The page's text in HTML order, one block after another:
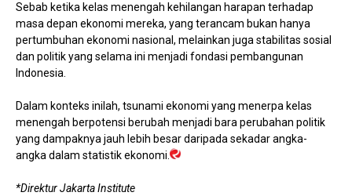
Sebab ketika kelas menengah kehilangan harapan terhadap
masa depan ekonomi mereka, yang terancam bukan hanya
pertumbuhan ekonomi nasional, melainkan juga stabilitas sosial
dan politik yang selama ini menjadi fondasi pembangunan
Indonesia.
Dalam konteks inilah, tsunami ekonomi yang menerpa kelas
menengah berpotensi berubah menjadi bara perubahan politik
yang dampaknya jauh lebih besar daripada sekadar angka-
angka dalam statistik ekonomi.
*Direktur Jakarta Institute